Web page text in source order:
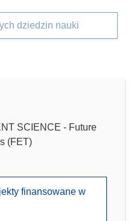
dziedzin nauki
SCIENCE - Future
(FET)
finansowane w